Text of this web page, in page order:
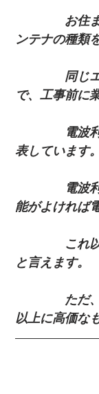
お住まいの
ンテナの種類
同じエリア
で、工事前に
電波利得と
表しています。
電波利得は
能がよければ
これ以外に
と言えます。
ただ、電界
以上に高価な